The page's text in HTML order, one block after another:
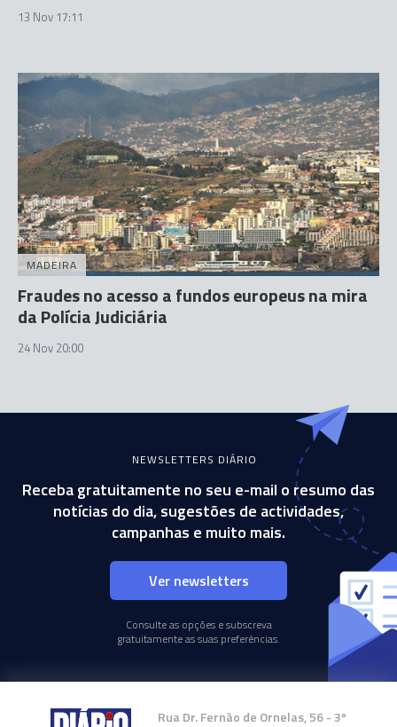
13 Nov 17:11
MADEIRA
Fraudes no acesso a fundos europeus na mira
da Polícia Judiciária
24 Nov 20:00
NEWSLETTERS DIÁRIO
Receba gratuitamente no seu e-mail o resumo das
notícias do dia, sugestões de actividades,
campanhas e muito mais.
Ver newsletters
Consulte as opções e subscreva
gratuitamente as suas preferências.
Rua Dr. Fernão de Ornelas, 56 - 3º